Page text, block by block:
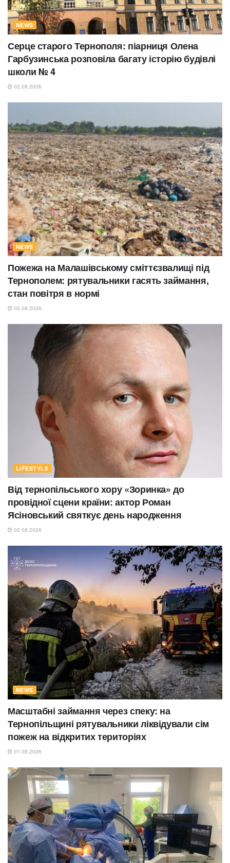
NEWS
Серце старого Тернополя: піарниця Олена
Гарбузинська розповіла багату історію будівлі
школи № 4
02.08.2026
NEWS
Пожежа на Малашівському сміттєзвалищі під
Тернополем: рятувальники гасять займання,
стан повітря в нормі
02.08.2026
LIFESTYLE
Від тернопільського хору «Зоринка» до
провідної сцени країни: актор Роман
Ясіновський святкує день народження
02.08.2026
NEWS
Масштабні займання через спеку: на
Тернопільщині рятувальники ліквідували сім
пожеж на відкритих територіях
01.08.2026